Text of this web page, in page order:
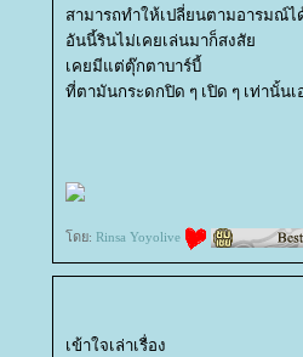
สามารถทำให้เปลี่ยนตามอารมณ์ไ
อันนี้รินไม่เคยเล่นมาก็สงสั
เคยมีแต่ตุ๊กตาบาร์บี้
ที่ตามันกระดกปิด ๆ เปิด ๆ เท่านั้นเ
ดย: Rinsa Yoyolive
เข้าใจเล่าเรื่อง